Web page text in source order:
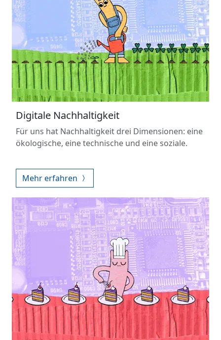
Digitale Nachhaltigkeit
Für uns hat Nachhaltigkeit drei Dimensionen: eine
ökologische, eine technische und eine soziale.
Mehr erfahren